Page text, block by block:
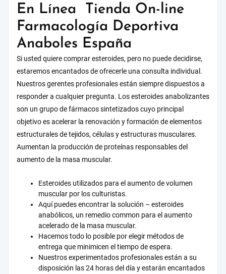
En Línea ️ Tienda On-line
Farmacología Deportiva
Anaboles España
Si usted quiere comprar esteroides, pero no puede decidirse,
estaremos encantados de ofrecerle una consulta individual.
Nuestros gerentes profesionales están siempre dispuestos a
responder a cualquier pregunta. Los esteroides anabolizantes
son un grupo de fármacos sintetizados cuyo principal
objetivo es acelerar la renovación y formación de elementos
estructurales de tejidos, células y estructuras musculares.
Aumentan la producción de proteínas responsables del
aumento de la masa muscular.
Esteroides utilizados para el aumento de volumen
muscular por los culturistas.
Aquí puedes encontrar la solución – esteroides
anabólicos, un remedio common para el aumento
acelerado de la masa muscular.
Hacemos todo lo posible por elegir métodos de
entrega que minimicen el tiempo de espera.
Nuestros experimentados profesionales están a su
disposición las 24 horas del día y estarán encantados